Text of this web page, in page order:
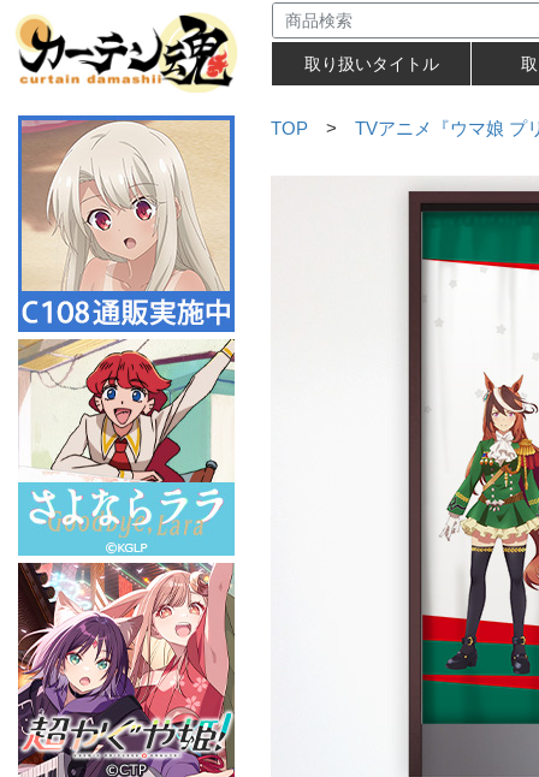
取り扱いタイトル
TOP > TVアニメ『ウマ娘 プ